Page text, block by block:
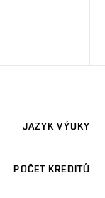
JAZYK VÝUKY
POČET KREDITŮ